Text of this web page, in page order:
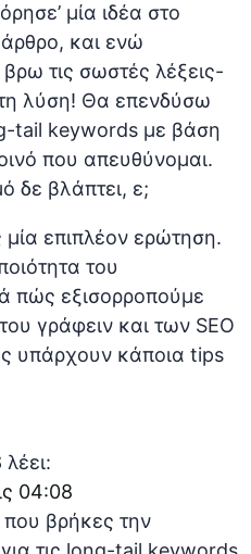
μία ιδέα στο
και ενώ
τις σωστές λέξεις-
λύση! Θα επενδύσω
tail keywords με βάση
που απευθύνομαι.
δε βλάπτει, ε;
επιπλέον ερώτηση.
του
πώς εξισορροπούμε
γράφειν και των SEO
υπάρχουν κάποια tips
λέει:
04:08
βρήκες την